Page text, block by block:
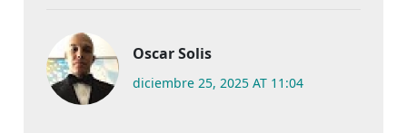
Oscar Solis
diciembre 25, 2025 AT 11:04